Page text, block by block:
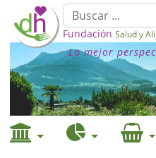
Fundación Salud y
La mejor